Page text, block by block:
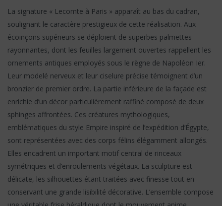
La signature « Lecomte à Paris » apparaît au bas du cadran,
soulignant le caractère prestigieux de cette réalisation. Aux
écoinçons supérieurs se déploient de superbes palmettes
rayonnantes, dont les feuilles largement ouvertes rappellent les
ornements antiques employés sous le règne de Napoléon Ier.
Leur modelé nerveux et leur ciselure précise témoignent d’un
bronzier de premier ordre. La partie inférieure de la façade est
enrichie d’un décor particulièrement raffiné composé de deux
sphinges affrontées. Ces créatures mythologiques,
emblématiques du style Empire inspiré de l’expédition d’Égypte,
sont représentées avec des corps félins élégamment allongés.
Elles encadrent un important motif central de rinceaux
symétriques et d’enroulements végétaux. La sculpture est
délicate, les silhouettes étant traitées avec finesse tout en
conservant une grande lisibilité décorative. L’ensemble compose